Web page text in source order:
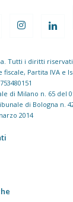
Tutti i diritti
fiscale, Partita IVA e
di Milano n. 65 del
di Bologna n.
2014